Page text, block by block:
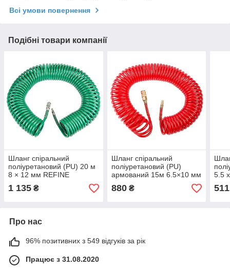
Всі умови повернення
Подібні товари компанії
Шланг спіральний
поліуретановий (PU) 20 м
8 × 12 мм REFINE
(7012291)
1 135 ₴
Шланг спіральний
поліуретановий (PU)
армований 15м 6.5×10 мм
REFINE (7013481)
880₴
5.5
511
Про нас
96% позитивних з 549 відгуків за рік
Працює з 31.08.2020